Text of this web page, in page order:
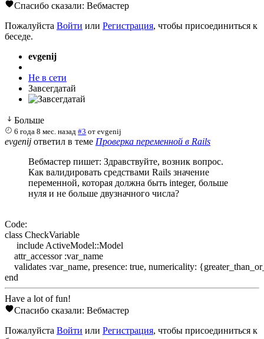
Спасибо сказали: Вебмастер
Пожалуйста Войти или Регистрация, чтобы присоединиться к
беседе.
evgenij
Не в сети
Завсегдатай
Больше
6 года 8 мес. назад #3 отevgenij
evgenij ответил в теме Проверка переменной в Rails
Вебмастер пишет: Здравствуйте, возник вопрос.
Как валидировать средствами Rails значение
переменной, которая должна быть integer, больше
нуля и не больше двузначного числа?
Code:
class CheckVariable
     include ActiveModel::Model
    attr_accessor :var_name
validates :var_name, presence: true, numericality:
end
Have a lot of fun!
Спасибо сказали: Вебмастер
Пожалуйста Войти или Регистрация, чтобы присоединиться к